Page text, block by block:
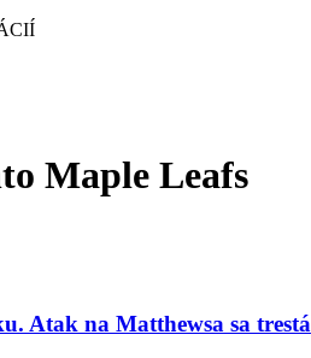
Maple Leafs
Atak na Matthewsa sa trestá